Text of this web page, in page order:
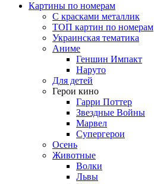
Картины по номерам
С красками металлик
ТОП картин по номерам
Украинская тематика
Аниме
Геншин Импакт
Наруто
Для детей
Герои кино
Гарри Поттер
Звездные Войны
Марвел
Супергерои
Осень
Животные
Волки
Львы